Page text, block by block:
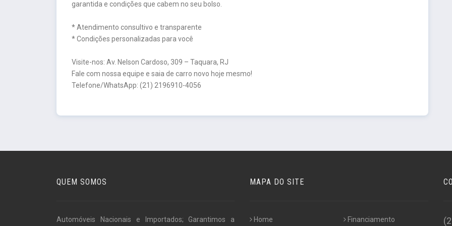
garantida e condições que cabem no seu bolso.
* Atendimento consultivo e transparente
* Condições personalizadas para você
Visite-nos: Av. Nelson Cardoso, 309 – Taquara, RJ
Fale com nossa equipe e saia de carro novo hoje mesmo!
Telefone/WhatsApp: (21) 2196910-4056
QUEM SOMOS
Automóveis Nacionais e Importados; Garantimos a
MAPA DO SITE
Home Financiamento